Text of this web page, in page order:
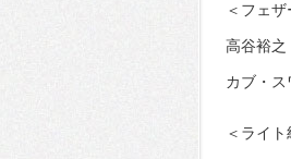
＜フェ
高谷裕之
カブ・ス
＜ライ